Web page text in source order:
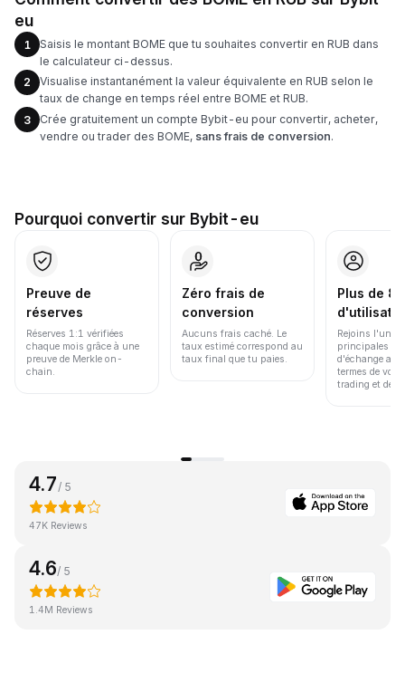
eu
1
Saisis le montant BOME que tu souhaites convertir en RUB dans
le calculateur ci-dessus.
2
Visualise instantanément la valeur équivalente en RUB selon le
taux de change en temps réel entre BOME et RUB.
3
Crée gratuitement un compte Bybit-eu pour convertir, acheter,
vendre ou trader des BOME, sans frais de conversion.
Pourquoi convertir sur Bybit-eu
Preuve de
réserves
Réserves 1:1 vérifiées
chaque mois grâce à une
preuve de Merkle on-
chain.
Zéro frais de
conversion
Aucuns frais caché. Le
taux estimé correspond au
taux final que tu paies.
Plus de
Rejoins l'une
principales
d'échange au
termes de
trading et de
4.7 / 5
47K Reviews
4.6/ 5
1.4M Reviews